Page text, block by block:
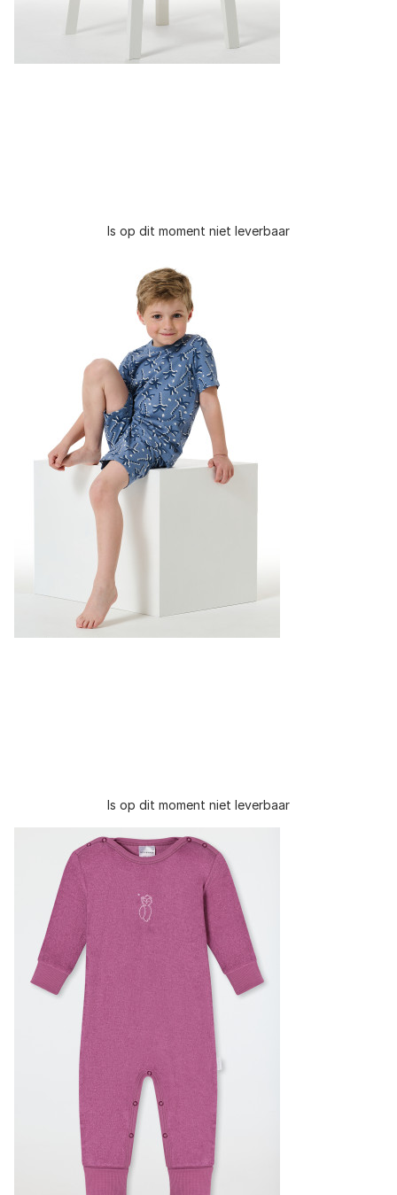
Is op dit moment niet leverbaar
Is op dit moment niet leverbaar